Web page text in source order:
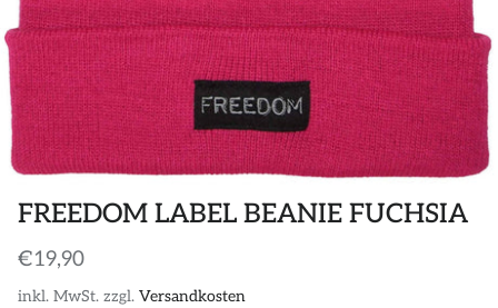
POLOS
STICKER
DIVERSE ACCESSORIES
FREEDOM LABEL BEANIE FUCHSIA
€19,90
inkl. MwSt. zzgl. Versandkosten